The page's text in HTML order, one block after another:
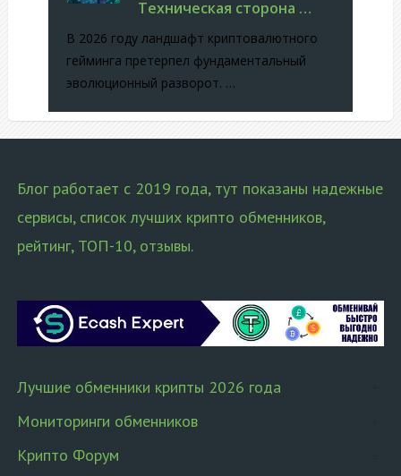
Техническая сторона …
В 2026 году ландшафт криптовалютного
гейминга претерпел фундаментальный
эволюционный разворот. …
Блог работает с 2019 года, тут показаны надежные
сервисы, список лучших крипто обменников,
рейтинг, ТОП-10, отзывы.
Лучшие обменники крипты 2026 года
Мониторинги обменников
Крипто Форум